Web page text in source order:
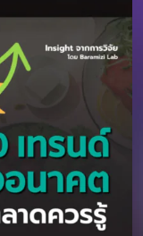
ทั่วโลกมีมูลค่า
ในปี 2566 และ
CAGR ที่ 15%
1,000 พันล้านเ
2573 โดยตลา
อยู่ในทวีปเอเชีย
ตามลำดับ สำหรั
และเกาหลีใต้ เป็